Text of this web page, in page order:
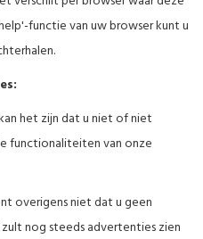
functie van uw browser kunt u
het zijn dat u niet of niet
functionaliteiten van onze
overigens niet dat u geen
nog steeds advertenties zien